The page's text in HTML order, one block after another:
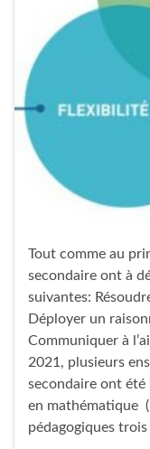
Tout comme au
secondaire ont à
suivantes:
Déployer un
Communiquer à
2021, plusieurs
secondaire ont été
en mathématique
pédagogiques